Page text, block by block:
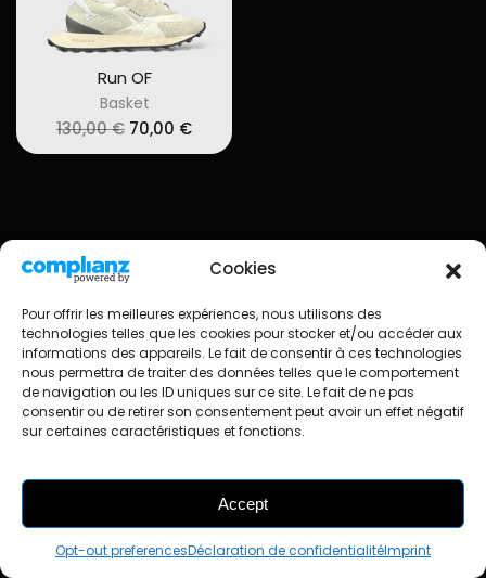
Cookies
Pour offrir les meilleures expériences, nous utilisons des
technologies telles que les cookies pour stocker et/ou accéder aux
informations des appareils. Le fait de consentir à ces technologies
nous permettra de traiter des données telles que le comportement
de navigation ou les ID uniques sur ce site. Le fait de ne pas
consentir ou de retirer son consentement peut avoir un effet négatif
sur certaines caractéristiques et fonctions.
Accept
Opt-out preferencesDéclaration de confidentialitéImprint
Run OF
Basket
130,00€ Original
70,00 €Current
price
Confidentiality & Privacy
Realization: MidiConcept
Webdesign : Lily Blue